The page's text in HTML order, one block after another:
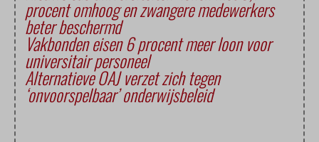
procent omhoog en zwangere medewerkers
beter beschermd
Vakbonden eisen 6 procent meer loon voor
universitair personeel
Alternatieve OAJ verzet zich tegen
‘onvoorspelbaar’ onderwijsbeleid